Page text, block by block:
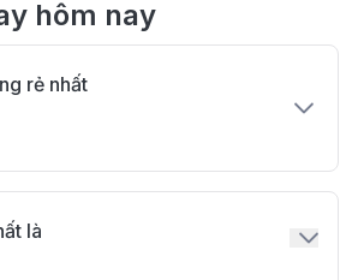
hôm nay
rẻ nhất
là